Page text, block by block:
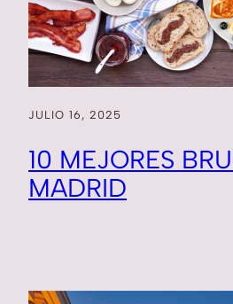
JULIO 16, 2025
10 MEJORES
MADRID